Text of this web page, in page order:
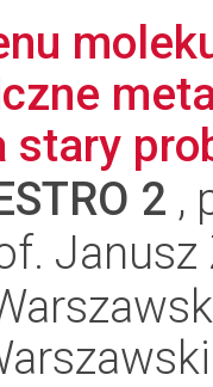
stary
2 ,